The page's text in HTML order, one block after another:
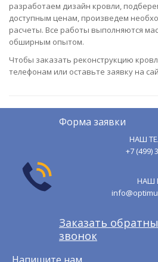
разработаем дизайн кровли,
доступным ценам, произведем
расчеты. Все работы выполняются
обширным опытом.
Чтобы заказать реконструкцию
телефонам или оставьте заявку на
Форма заявки
НАШ
+7 (499)
НАШ
Заказать
звонок